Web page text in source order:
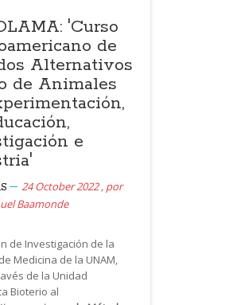
'Curso
de
Alternativos
de Animales
e
24 October 2022 , por
Baamonde
de Investigación de la
Medicina de la UNAM,
de la Unidad
Bioterio al